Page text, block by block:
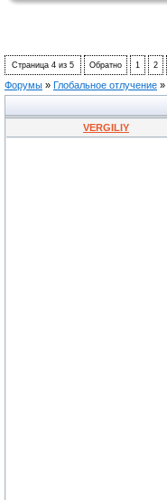
Страница 4 из 5 Обратно 1 2
Форумы » Глобальное отлучение »
VERGILIY